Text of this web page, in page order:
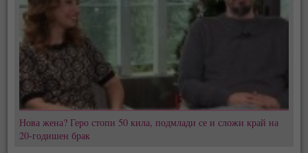
Нова жена? Геро стопи 50 кила, подмлади се и сложи край на
20-годишен брак